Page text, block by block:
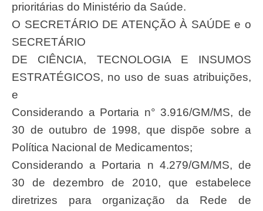
prioritárias do Ministério da Saúde.
O SECRETÁRIO DE ATENÇÃO À SAÚDE e o
SECRETÁRIO
DE CIÊNCIA, TECNOLOGIA E INSUMOS
ESTRATÉGICOS, no uso de suas atribuições,
e
Considerando a Portaria n° 3.916/GM/MS, de
30 de outubro de 1998, que dispõe sobre a
Política Nacional de Medicamentos;
Considerando a Portaria n 4.279/GM/MS, de
30 de dezembro de 2010, que estabelece
diretrizes para organização da Rede de